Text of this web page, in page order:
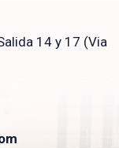
14 y 17 (Via